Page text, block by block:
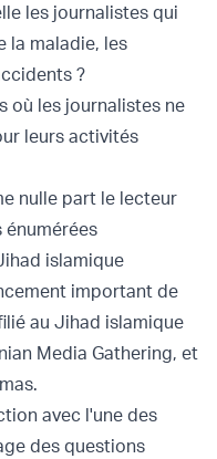
les journalistes qui
la maladie, les
?
où les journalistes ne
leurs activités
nulle part le lecteur
islamique
important de
au Jihad islamique
Media Gathering, et
avec l'une des
des questions